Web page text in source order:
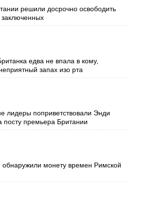
решили досрочно освободить
едва не впала в кому,
запах изо рта
лидеры поприветствовали Энди
посту премьера Британии
обнаружили монету времен Римской